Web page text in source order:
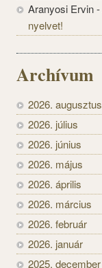
Aranyosi Ervin-
nyelvet!
Archívum
2026. augusztus
2026. július
2026. június
2026. május
2026. április
2026. március
2026. február
2026. január
2025. december